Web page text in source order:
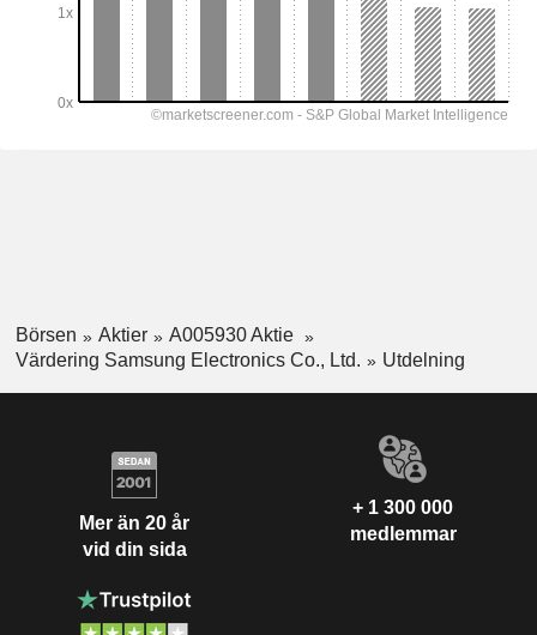
Börsen Aktier
A005930 Aktie
Värdering Samsung Electronics Co., Ltd.
Utdelning
Mer än 20 år
vid din sida
+ 1 300 000
medlemmar